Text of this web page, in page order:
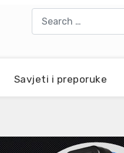
Savjeti i preporuke